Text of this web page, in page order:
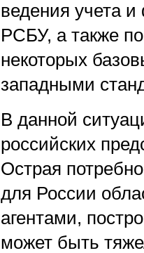
ведения учета
РСБУ, а также
некоторых
западными
В данной
российских
Острая
для России
агентами,
может быть